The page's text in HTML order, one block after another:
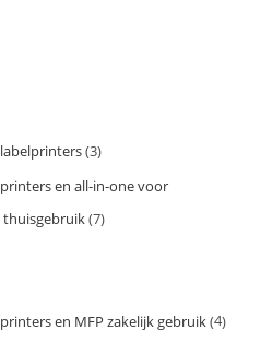
labelprinters 3
printers en all-in-one voor
thuisgebruik 7
printers en MFP zakelijk gebruik 4